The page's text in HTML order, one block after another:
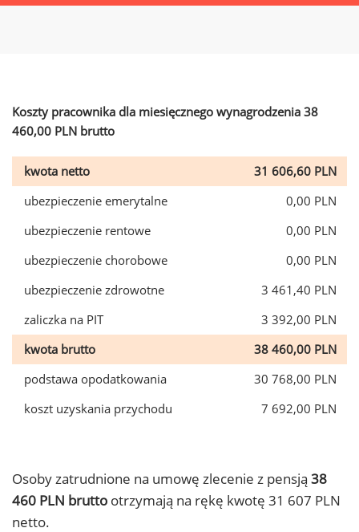
Koszty pracownika dla miesięcznego wynagrodzenia 38
460,00 PLN brutto
kwota netto
31 606,60 PLN
ubezpieczenie emerytalne
0,00 PLN
ubezpieczenie rentowe
0,00 PLN
ubezpieczenie chorobowe
0,00 PLN
ubezpieczenie zdrowotne
3 461,40 PLN
zaliczka na PIT
3 392,00 PLN
kwota brutto
38 460,00 PLN
podstawa opodatkowania
30 768,00 PLN
koszt uzyskania przychodu
7 692,00 PLN
Osoby zatrudnione na umowę zlecenie z pensją 38
460 PLN brutto otrzymają na rękę kwotę 31 607 PLN
netto.